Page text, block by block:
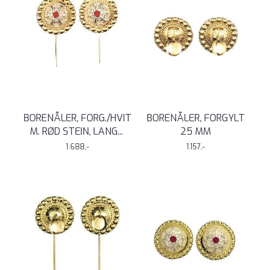
BORENÅLER, FORG./HVIT
M. RØD STEIN, LANG...
1.688,-
BORENÅLER, FORGYLT
25 MM
1.157,-